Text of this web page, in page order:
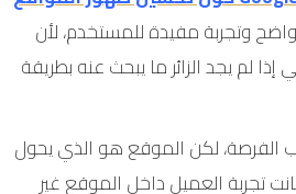
وتجربة مفيدة للمستخدم، لأن
لم يجد الزائر ما يبحث عنه بطريقة
الفرصة، لكن الموقع هو الذي يحول
تجربة العميل داخل الموقع غير